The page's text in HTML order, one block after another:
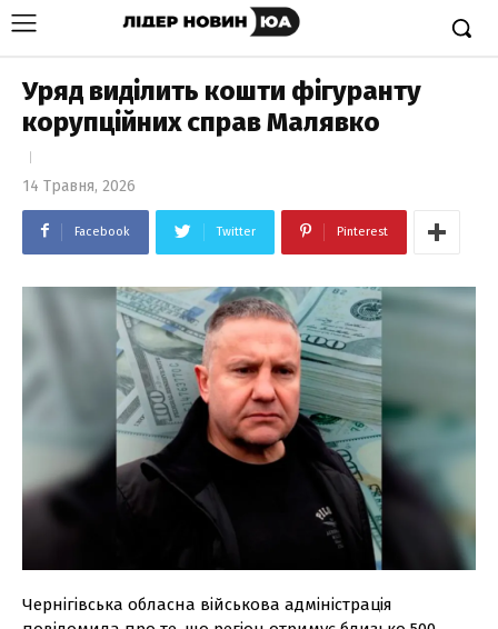
Уряд виділить кошти фігуранту
корупційних справ Малявко
14 Травня, 2026
Facebook Twitter Pinterest
Чернігівська обласна військова адміністрація